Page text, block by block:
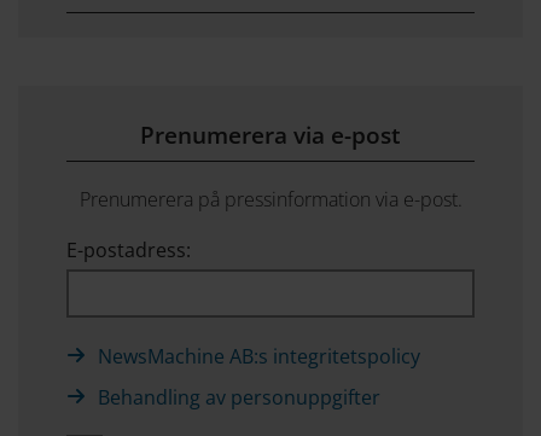
Prenumerera via e-post
Prenumerera på pressinformation via e-post.
E-postadress:
NewsMachine AB:s integritetspolicy
Behandling av personuppgifter